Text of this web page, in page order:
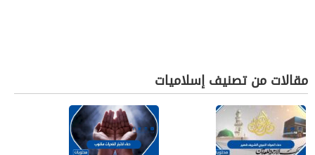
مقالات من تصنيف إسلاميات